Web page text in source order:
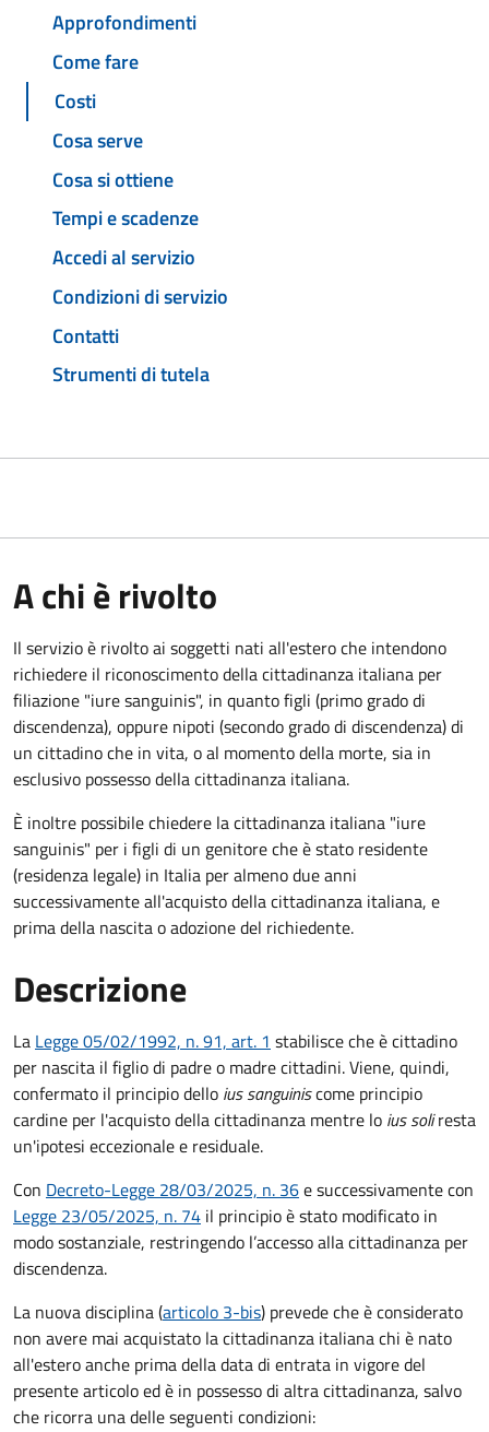
Approfondimenti
Come fare
Costi
Cosa serve
Cosa si ottiene
Tempi e scadenze
Accedi al servizio
Condizioni di servizio
Contatti
Strumenti di tutela
A chi è rivolto
Il servizio è rivolto ai soggetti nati all'estero che intendono
richiedere il riconoscimento della cittadinanza italiana per
filiazione "iure sanguinis", in quanto figli (primo grado di
discendenza), oppure nipoti (secondo grado di discendenza) di
un cittadino che in vita, o al momento della morte, sia in
esclusivo possesso della cittadinanza italiana.
È inoltre possibile chiedere la cittadinanza italiana "iure
sanguinis" per i figli di un genitore che è stato residente
(residenza legale) in Italia per almeno due anni
successivamente all'acquisto della cittadinanza italiana, e
prima della nascita o adozione del richiedente.
Descrizione
La Legge 05/02/1992, n. 91, art. 1 stabilisce che è cittadino
per nascita il figlio di padre o madre cittadini. Viene, quindi,
confermato il principio dello ius sanguiniscome principio
cardine per l'acquisto della cittadinanza mentre lo ius soliresta
un'ipotesi eccezionale e residuale.
Con Decreto-Legge 28/03/2025, n. 36e successivamente con
Legge 23/05/2025, n. 74 il principio è stato modificato in
modo sostanziale, restringendo l’accesso alla cittadinanza per
discendenza.
La nuova disciplina (articolo 3-bis) prevede cheèconsiderato
non avere mai acquistato la cittadinanza italiana chi è nato
all'estero anche prima della data di entrata in vigore del
presente articolo ed è in possesso di altra cittadinanza, salvo
che ricorra una delle seguenti condizioni: